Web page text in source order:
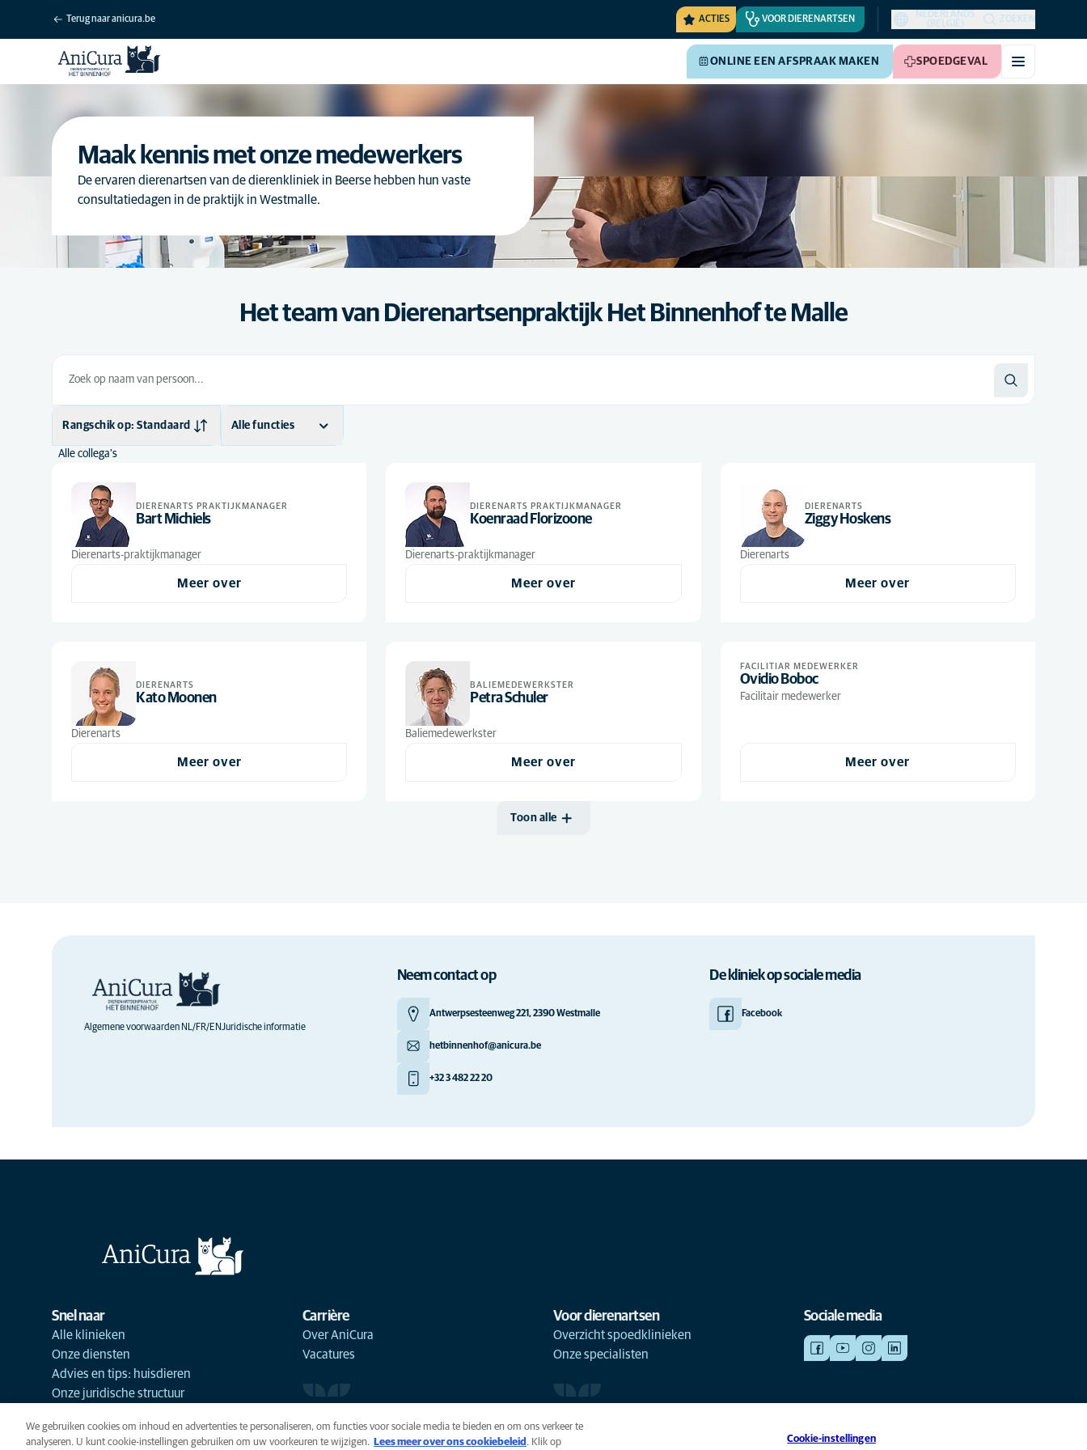
Terug naar anicura.be ACTIES VOOR DIERENARTSEN
NEDERLANDS
(BELGIË)
ZOEKEN
ONLINE EEN AFSPRAAK MAKEN SPOEDGEVAL
Maak kennis met onze medewerkers
De ervaren dierenartsen van de dierenkliniek in Beerse hebben hun vaste
consultatiedagen in de praktijk in Westmalle.
Het team van Dierenartsenpraktijk Het Binnenhof te Malle
Rangschik op: Standaard
Standaard
Alfabetisch
Alle functies
Alle collega's
DIERENARTS PRAKTIJKMANAGER
Bart Michiels
Dierenarts-praktijkmanager
Meer over
DIERENARTS PRAKTIJKMANAGER
Koenraad Florizoone
Dierenarts-praktijkmanager
Meer over
DIERENARTS
Ziggy Hoskens
Dierenarts
Meer over
DIERENARTS
Kato Moonen
Dierenarts
Meer over
BALIEMEDEWERKSTER
Petra Schuler
Baliemedewerkster
Meer over
FACILITIAR MEDEWERKER
Ovidio Boboc
Facilitair medewerker
Meer over
Toon alle
Algemene voorwaarden NL/FR/ENJuridische informatie
Neem contact op
Antwerpsesteenweg 221, 2390 Westmalle
hetbinnenhof@anicura.be
+32 3 482 22 20
De kliniek op sociale media
Facebook
Snel naar
Alle klinieken
Onze diensten
Advies en tips: huisdieren
Onze juridische structuur
Carrière
Over AniCura
Vacatures
Voor dierenartsen
Overzicht spoedklinieken
Onze specialisten
Sociale media
We gebruiken cookies om inhoud en advertenties te personaliseren, om functies voor sociale media te bieden en om ons verkeer te
analyseren. U kunt cookie-instellingen gebruiken om uw voorkeuren te wijzigen.
Lees meer over ons cookiebeleid (opens in a new tab)
. Klik op Cookie-instellingen